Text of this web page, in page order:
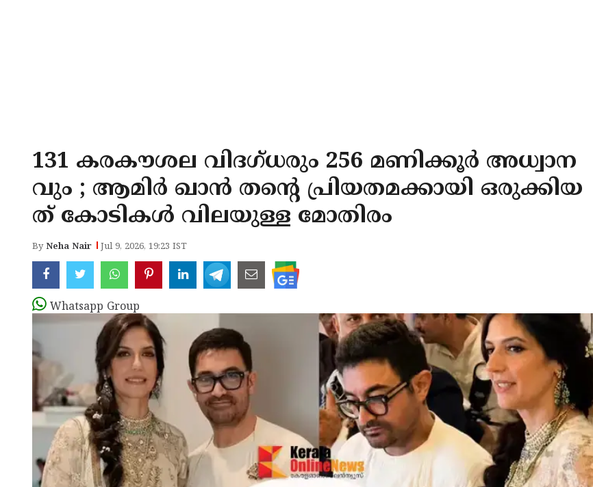
131 കരകൗശല വിദഗ്ധരും 256 മണിക്കൂർ അധ്വാന
വും ; ആമിർ ഖാൻ തന്റെ പ്രിയതമക്കായി ഒരുക്കിയ
ത് കോടികൾ വിലയുള്ള മോതിരം
ByNeha Nair Jul 9, 2026, 19:23 IST
Whatsapp Group